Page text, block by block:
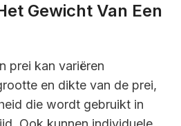
Gewicht Van Een
prei kan variëren
en dikte van de prei,
die wordt gebruikt in